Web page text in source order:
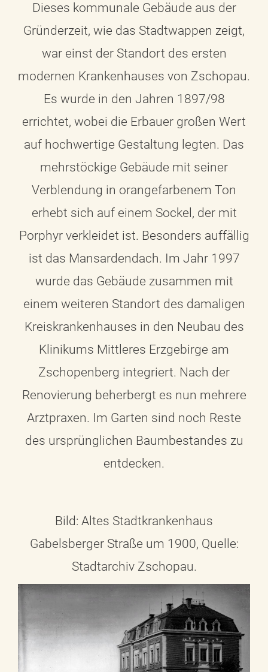
Dieses kommunale Gebäude aus der
Gründerzeit, wie das Stadtwappen zeigt,
war einst der Standort des ersten
modernen Krankenhauses von Zschopau.
Es wurde in den Jahren 1897/98
errichtet, wobei die Erbauer großen Wert
auf hochwertige Gestaltung legten. Das
mehrstöckige Gebäude mit seiner
Verblendung in orangefarbenem Ton
erhebt sich auf einem Sockel, der mit
Porphyr verkleidet ist. Besonders auffällig
ist das Mansardendach. Im Jahr 1997
wurde das Gebäude zusammen mit
einem weiteren Standort des damaligen
Kreiskrankenhauses in den Neubau des
Klinikums Mittleres Erzgebirge am
Zschopenberg integriert. Nach der
Renovierung beherbergt es nun mehrere
Arztpraxen. Im Garten sind noch Reste
des ursprünglichen Baumbestandes zu
entdecken.
Bild: Altes Stadtkrankenhaus
Gabelsberger Straße um 1900, Quelle:
Stadtarchiv Zschopau.